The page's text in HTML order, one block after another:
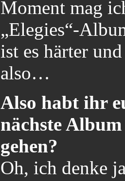
Moment mag
„Elegies“-
ist es härter
also…
Also habt ihr
nächste
gehen?
Oh, ich denke